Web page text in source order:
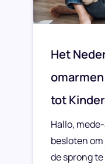
Het
tot
Hallo,
besloten
de sprong